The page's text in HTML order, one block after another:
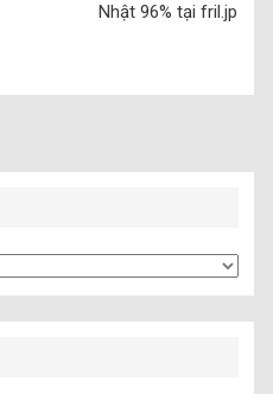
Nhật 96% tại fril.jp